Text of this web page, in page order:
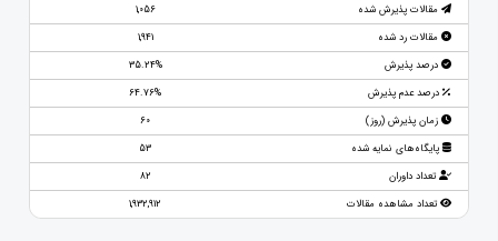
مقالات پذیرش شده
1,056
مقالات رد شده
1,941
درصد پذیرش
35.24%
درصد عدم پذیرش
64.76%
زمان پذیرش (روز)
60
پایگاه‌های نمایه شده
53
تعداد داوران
82
تعداد مشاهده مقالات
1,932,912